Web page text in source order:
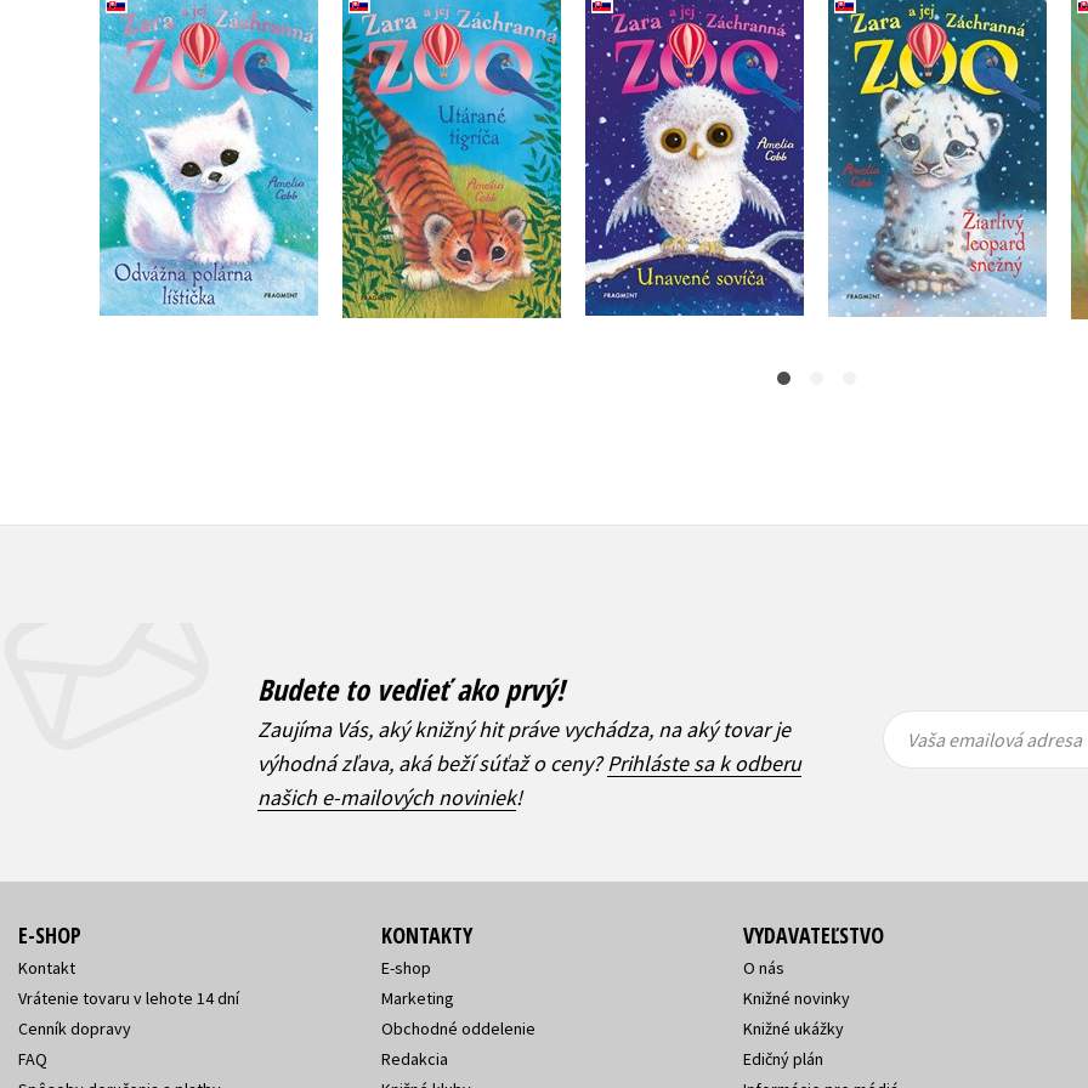
Zara a jej Záchranná
zoo - Odvážna polárna
líštička
Amelia Cobb
Do košíka
7,64 €
Zara a jej Záchranná
zoo - Utárané tigríča
Amelia Cobb
Do košíka
7,64 €
Zara a jej Záchranná
zoo - Unavené sovíča
Amelia Cobb
Do košíka
7,64 €
Zara a jej Záchranná
zoo - Žiarlivý leopard
snežný
Amelia Cobb
Do košíka
7,64 €
Budete to vedieť ako prvý!
Zaujíma Vás, aký knižný hit práve vychádza, na aký tovar je
výhodná zľava, aká beží súťaž o ceny?Prihláste sa k odberu
našich e-mailových noviniek!
emailová
emailová
Vaša emailová adresa
E-SHOP
Kontakt
Vrátenie tovaru v lehote 14 dní
Cenník dopravy
FAQ
KONTAKTY
E-shop
Marketing
Obchodné oddelenie
Redakcia
VYDAVATEĽSTVO
O nás
Knižné novinky
Knižné ukážky
Edičný plán